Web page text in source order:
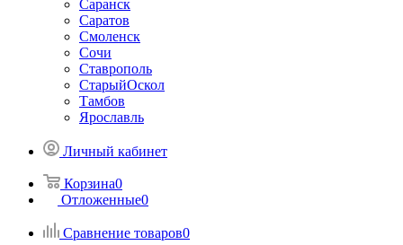
Саранск
Саратов
Смоленск
Сочи
Ставрополь
СтарыйОскол
Тамбов
Ярославль
Личный кабинет
Корзина0
Отложенные0
Сравнение товаров0